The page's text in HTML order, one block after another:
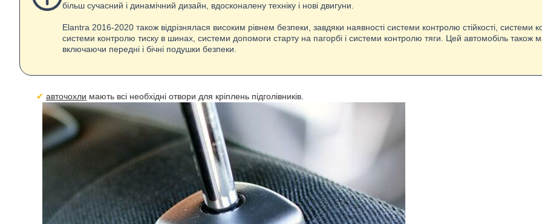
більш сучасний і динамічний дизайн, вдосконалену техніку і нові двигуни.
Elantra 2016-2020 також відрізнялася високим рівнем безпеки, завдяки наявності системи контролю стійкості, системи
системи контролю тиску в шинах, системи допомоги старту на пагорбі і системи контролю тяги. Цей автомобіль також
включаючи передні і бічні подушки безпеки.
авточохли мають всі необхідні отвори для кріплень підголівників.